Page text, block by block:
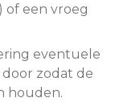
of een vroeg
eventuele
zodat de
houden.